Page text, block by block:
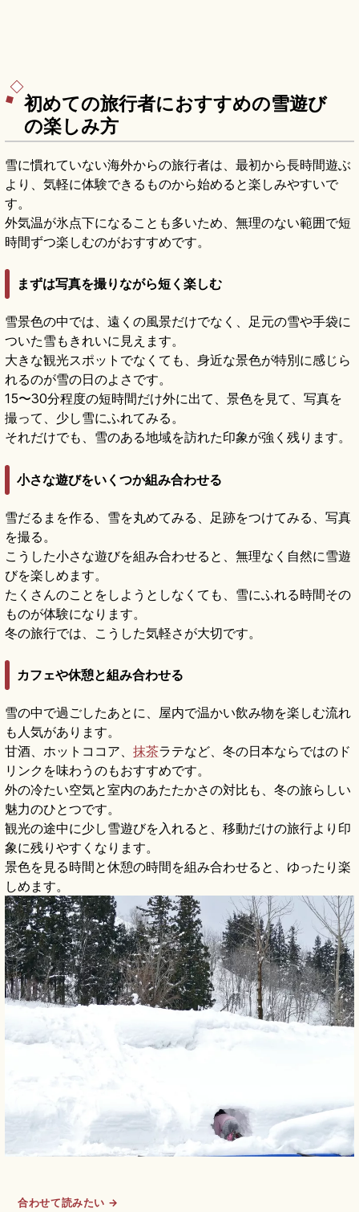
初めての旅行者におすすめの雪遊び
の楽しみ方
雪に慣れていない海外からの旅行者は、最初から長時間遊ぶ
より、気軽に体験できるものから始めると楽しみやすいで
す。
外気温が氷点下になることも多いため、無理のない範囲で短
時間ずつ楽しむのがおすすめです。
まずは写真を撮りながら短く楽しむ
雪景色の中では、遠くの風景だけでなく、足元の雪や手袋に
ついた雪もきれいに見えます。
大きな観光スポットでなくても、身近な景色が特別に感じら
れるのが雪の日のよさです。
15〜30分程度の短時間だけ外に出て、景色を見て、写真を
撮って、少し雪にふれてみる。
それだけでも、雪のある地域を訪れた印象が強く残ります。
小さな遊びをいくつか組み合わせる
雪だるまを作る、雪を丸めてみる、足跡をつけてみる、写真
を撮る。
こうした小さな遊びを組み合わせると、無理なく自然に雪遊
びを楽しめます。
たくさんのことをしようとしなくても、雪にふれる時間その
ものが体験になります。
冬の旅行では、こうした気軽さが大切です。
カフェや休憩と組み合わせる
雪の中で過ごしたあとに、屋内で温かい飲み物を楽しむ流れ
も人気があります。
甘酒、ホットココア、 抹茶ラテなど、冬の日本ならではのド
リンクを味わうのもおすすめです。
外の冷たい空気と室内のあたたかさの対比も、冬の旅らしい
魅力のひとつです。
観光の途中に少し雪遊びを入れると、移動だけの旅行より印
象に残りやすくなります。
景色を見る時間と休憩の時間を組み合わせると、ゆったり楽
しめます。
合わせて読みたい →